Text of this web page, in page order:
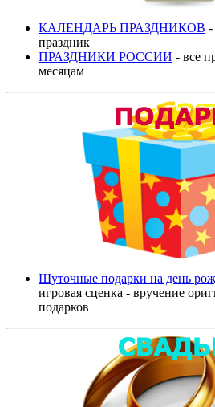
КАЛЕНДАРЬ ПРАЗДНИКОВ -
праздник
ПРАЗДНИКИ РОССИИ - все
месяцам
Шуточные подарки на день
игровая сценка - вручение
подарков